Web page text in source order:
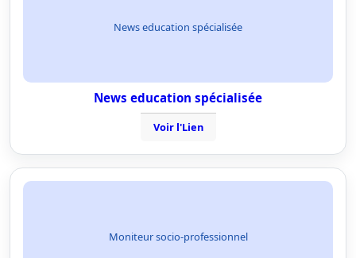
News education spécialisée
News education spécialisée
Voir l'Lien
Moniteur socio-professionnel